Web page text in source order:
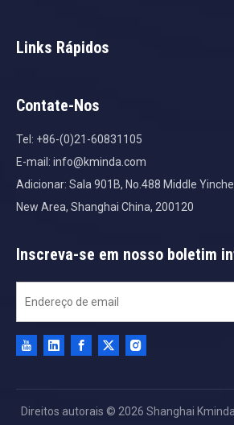
Links Rápidos
Contate-Nos
Tel: +86-(0)21-60831105
E-mail: info@kminda.com
Adicionar: Sala 901B, No.488 Middle
New Area, Shanghai China, 200120
Inscreva-se em nosso boletim
Direitos autorais © 2026 Shanghai Kminda